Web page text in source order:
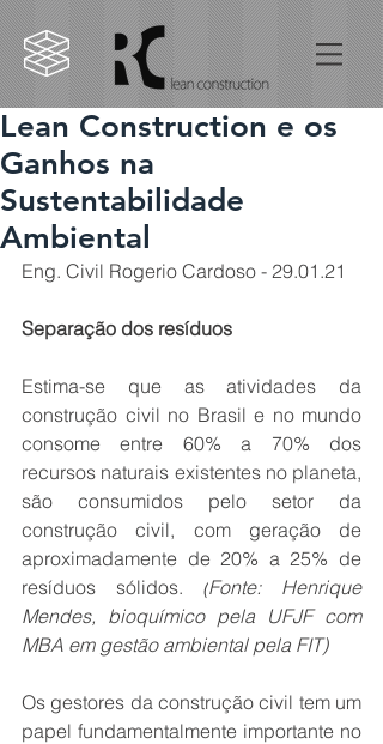
Lean Construction e os
Ganhos na
Sustentabilidade
Ambiental
Eng. Civil Rogerio Cardoso - 29.01.21
Separação dos resíduos
Estima-se que as atividades da
construção civil no Brasil e no mundo
consome entre 60% a 70% dos
recursos naturais existentes no planeta,
são consumidos pelo setor da
construção civil, com geração de
aproximadamente de 20% a 25% de
resíduos sólidos. (Fonte: Henrique
Mendes, bioquímico pela UFJF com
MBA em gestão ambiental pela FIT)
Os gestores da construção civil tem um
papel fundamentalmente importante no